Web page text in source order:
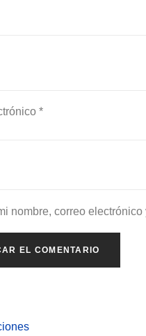
*
nombre, correo